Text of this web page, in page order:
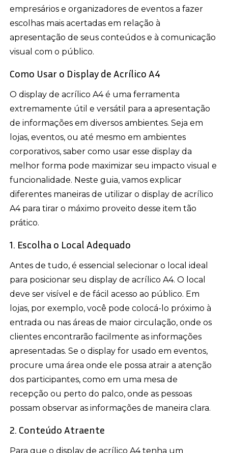
empresários e organizadores de eventos a fazer
escolhas mais acertadas em relação à
apresentação de seus conteúdos e à comunicação
visual com o público.
Como Usar o Display de Acrílico A4
O display de acrílico A4 é uma ferramenta
extremamente útil e versátil para a apresentação
de informações em diversos ambientes. Seja em
lojas, eventos, ou até mesmo em ambientes
corporativos, saber como usar esse display da
melhor forma pode maximizar seu impacto visual e
funcionalidade. Neste guia, vamos explicar
diferentes maneiras de utilizar o display de acrílico
A4 para tirar o máximo proveito desse item tão
prático.
1. Escolha o Local Adequado
Antes de tudo, é essencial selecionar o local ideal
para posicionar seu display de acrílico A4. O local
deve ser visível e de fácil acesso ao público. Em
lojas, por exemplo, você pode colocá-lo próximo à
entrada ou nas áreas de maior circulação, onde os
clientes encontrarão facilmente as informações
apresentadas. Se o display for usado em eventos,
procure uma área onde ele possa atrair a atenção
dos participantes, como em uma mesa de
recepção ou perto do palco, onde as pessoas
possam observar as informações de maneira clara.
2. Conteúdo Atraente
Para que o display de acrílico A4 tenha um